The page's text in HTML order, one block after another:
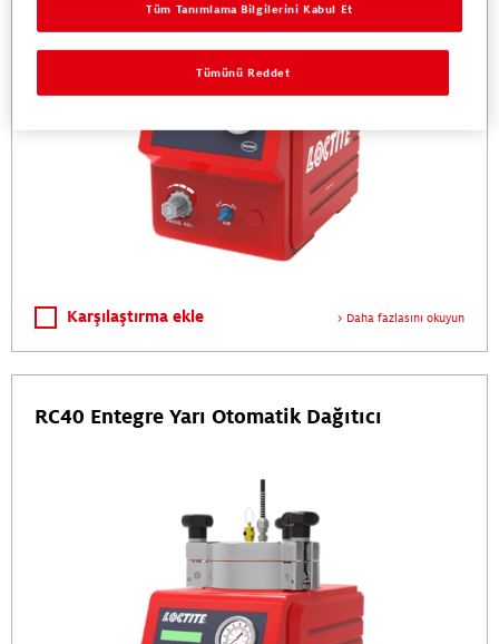
Karşılaştırma ekle Daha fazlasını okuyun
RC40 Entegre Yarı Otomatik Dağıtıcı
Tümünü Reddet
Tüm Tanımlama Bilgilerini Kabul Et